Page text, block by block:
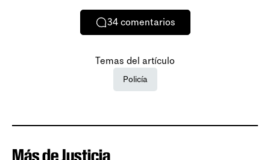
34 comentarios
Temas del artículo
Policía
Más de Justicia